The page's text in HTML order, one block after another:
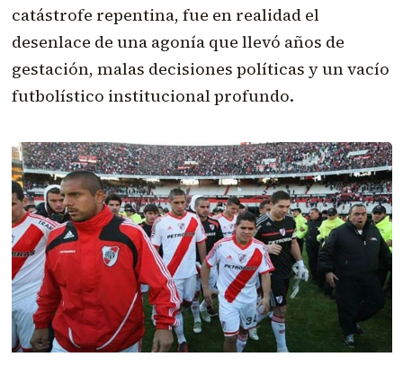
catástrofe repentina, fue en realidad el
desenlace de una agonía que llevó años de
gestación, malas decisiones políticas y un vacío
futbolístico institucional profundo.